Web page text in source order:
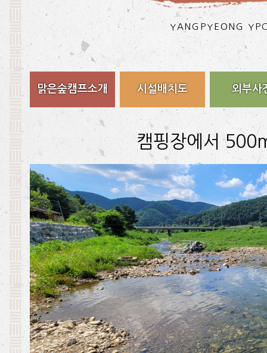
YANGPYEONG
맑은숲캠프소개 시설배치도 외부사
캠핑장에서